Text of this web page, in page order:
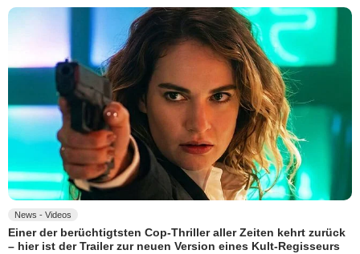
News - Videos
Einer der berüchtigtsten Cop-Thriller aller Zeiten kehrt zurück
– hier ist der Trailer zur neuen Version eines Kult-Regisseurs